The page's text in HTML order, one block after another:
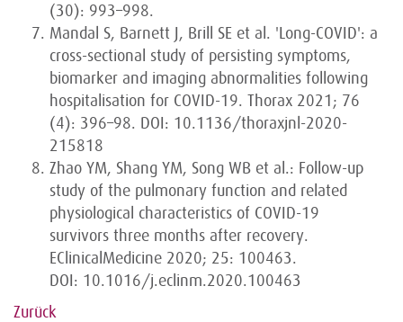
(30): 993–998.
Mandal S, Barnett J, Brill SE et al. 'Long-COVID': a
cross-sectional study of persisting symptoms,
biomarker and imaging abnormalities following
hospitalisation for COVID-19. Thorax 2021; 76
(4): 396–98. DOI: 10.1136/thoraxjnl-2020-
215818
Zhao YM, Shang YM, Song WB et al.: Follow-up
study of the pulmonary function and related
physiological characteristics of COVID-19
survivors three months after recovery.
EClinicalMedicine 2020; 25: 100463.
DOI: 10.1016/j.eclinm.2020.100463
Zurück